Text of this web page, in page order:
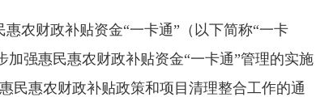
财政补贴资金“一卡通”（以下简称“一卡
强惠民惠农财政补贴资金“一卡通”管理的实施
民惠农财政补贴政策和项目清理整合工作的通